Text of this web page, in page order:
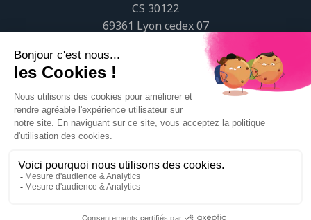
CS 30122
69361 Lyon cedex 07
popsciences@universite-lyon.fr
Tél.+33 (0)4 37 37 82 01
https://www.youtube.com/embed/Qm-prNOXepo